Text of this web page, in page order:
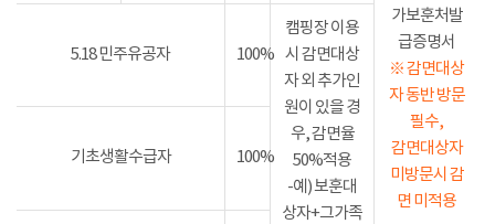
가보훈처발
급증명서
※ 감면대상
자 동반 방문
필수,
감면대상자
미방문시 감
면 미적용
5.18 민주유공자 100%
캠핑장 이용
시 감면대상
자 외 추가인
원이 있을 경
우, 감면율
50%적용
-예) 보훈대
상자+그가족
기초생활수급자 100%